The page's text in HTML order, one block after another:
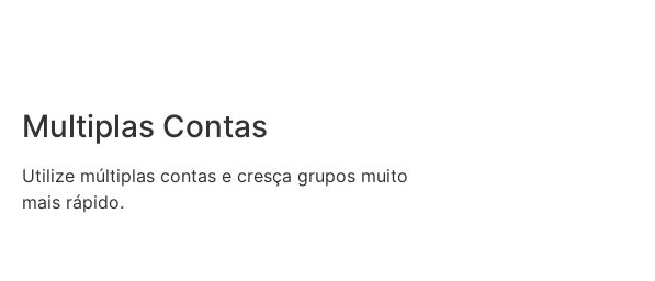
Multiplas Contas
Utilize múltiplas contas e cresça grupos muito
mais rápido.